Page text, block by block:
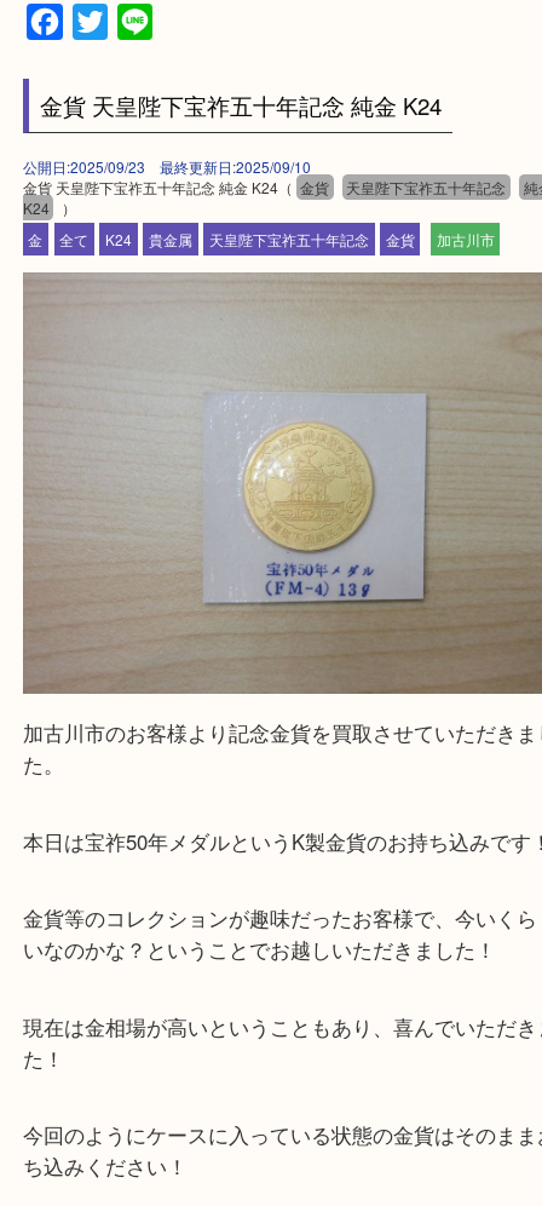
買取大吉西加古川店に来てよかった！そう思って
Facebook
Twitter
Line
金貨 天皇陛下宝祚五十年記念 純金 K24
公開日:2025/09/23 最終更新日:2025/09/10
金貨 天皇陛下宝祚五十年記念 純金 K24（ 金貨 天皇陛下宝祚五十年記
K24 ）
金 全て 貴金属 天皇陛下宝祚五十年記念
加古川市のお客様より記念金貨を買取させていただ